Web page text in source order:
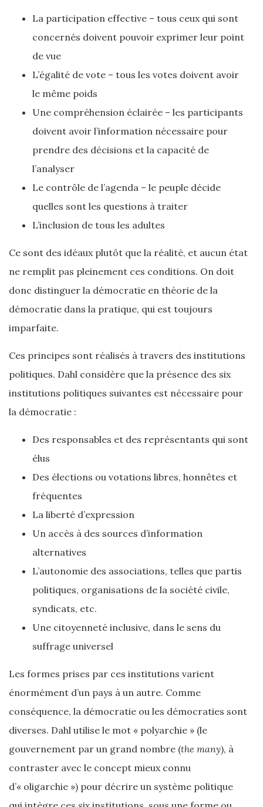
La participation effective – tous ceux qui sont
concernés doivent pouvoir exprimer leur point
de vue
L’égalité de vote – tous les votes doivent avoir
le même poids
Une compréhension éclairée – les participants
doivent avoir l’information nécessaire pour
prendre des décisions et la capacité de
l’analyser
Le contrôle de l’agenda – le peuple décide
quelles sont les questions à traiter
L’inclusion de tous les adultes
Ce sont des idéaux plutôt que la réalité, et aucun état
ne remplit pas pleinement ces conditions. On doit
donc distinguer la démocratie en théorie de la
démocratie dans la pratique, qui est toujours
imparfaite.
Ces principes sont réalisés à travers des institutions
politiques. Dahl considère que la présence des six
institutions politiques suivantes est nécessaire pour
la démocratie :
Des responsables et des représentants qui sont
élus
Des élections ou votations libres, honnêtes et
fréquentes
La liberté d’expression
Un accès à des sources d’information
alternatives
L’autonomie des associations, telles que partis
politiques, organisations de la société civile,
syndicats, etc.
Une citoyenneté inclusive, dans le sens du
suffrage universel
Les formes prises par ces institutions varient
énormément d’un pays à un autre. Comme
conséquence, la démocratie ou les démocraties sont
diverses. Dahl utilise le mot « polyarchie » (le
gouvernement par un grand nombre (the many), à
contraster avec le concept mieux connu
d’« oligarchie ») pour décrire un système politique